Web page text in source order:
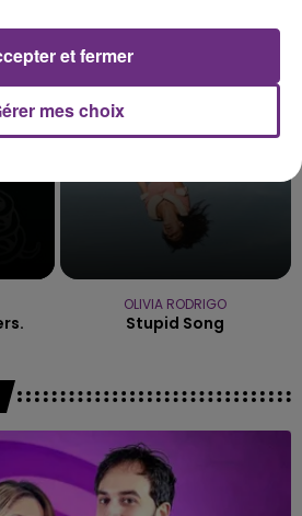
OLIVIA RODRIGO
Stupid Song
mes choix
et fermer